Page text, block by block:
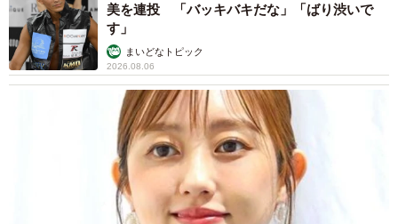
美を連投 「バッキバキだな」「ばり渋いで
す」
まいどなトピック
2026.08.06